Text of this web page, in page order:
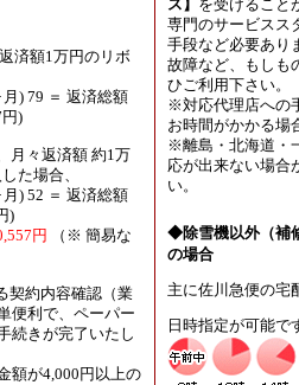
済額1万円のリボ
) 79 ＝ 返済総額
円)
月々返済額 約1万
た場合、
) 52 ＝ 返済総額
)
円
（※ 簡易な
契約内容確認（業
便利で、ペーパー
続きが完了いたし
額が4,000円以上の
ス】 を受けること
専門のサービスス
手段など必要あり
故障など、もしも
ひご利用下さい。
※対応代理店への
お時間がかかる場
※離島・北海道・
応が出来ない場合
い。
◆除雪機以外（補
の場合
主に佐川急便の宅
日時指定が可能で